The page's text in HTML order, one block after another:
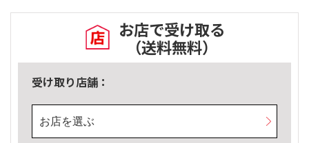
お店で受け取る
（送料無料）
受け取り店舗：
お店を選ぶ